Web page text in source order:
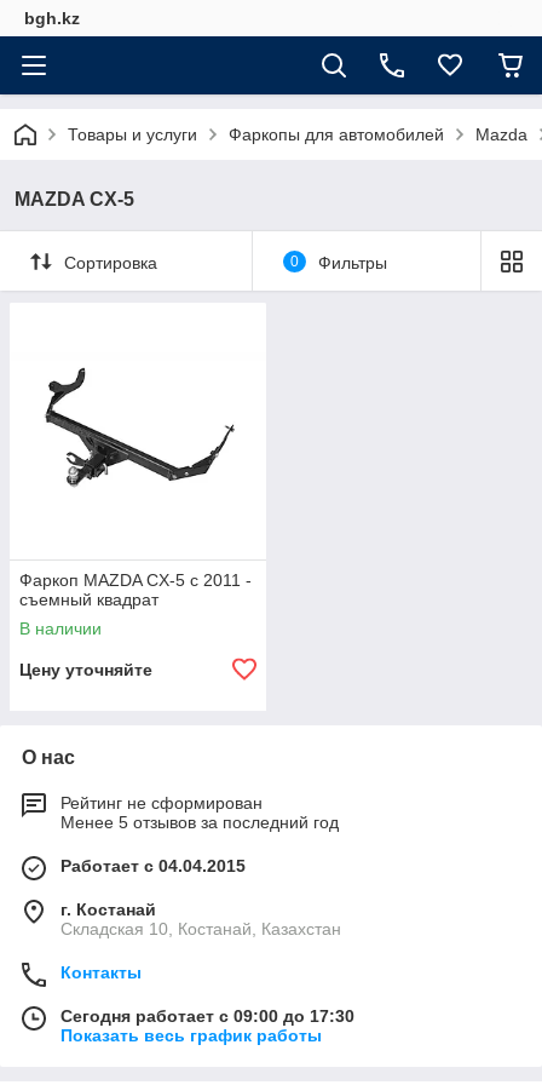
bgh.kz
Товары и услуги Фаркопы для автомобилей Mazda
MAZDA CX-5
Сортировка 0 Фильтры
Фаркоп MAZDA CX-5 с 2011 -
съемный квадрат
В наличии
Цену уточняйте
О нас
Рейтинг не сформирован
Менее 5 отзывов за последний год
Работает с 04.04.2015
г. Костанай
Складская 10, Костанай, Казахстан
Контакты
Сегодня работает с 09:00 до 17:30
Показать весь график работы